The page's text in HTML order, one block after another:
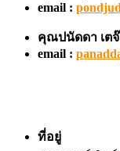
email :
คุณปนัดดา เต
email :
ที่อยู่